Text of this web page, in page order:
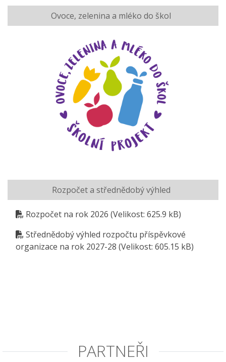
Ovoce, zelenina a mléko do škol
Rozpočet a střednědobý výhled
Rozpočet na rok 2026 (Velikost: 625.9 kB)
Střednědobý výhled rozpočtu příspěvkové
organizace na rok 2027-28 (Velikost: 605.15 kB)
PARTNEŘI